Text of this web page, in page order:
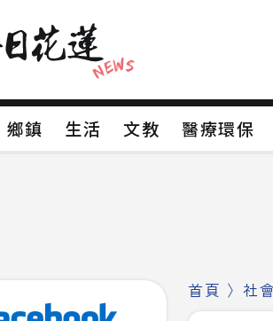
鄉鎮 生活 文教
醫療環保
首頁 〉社
鄉鎮 生活 文教 醫療環保